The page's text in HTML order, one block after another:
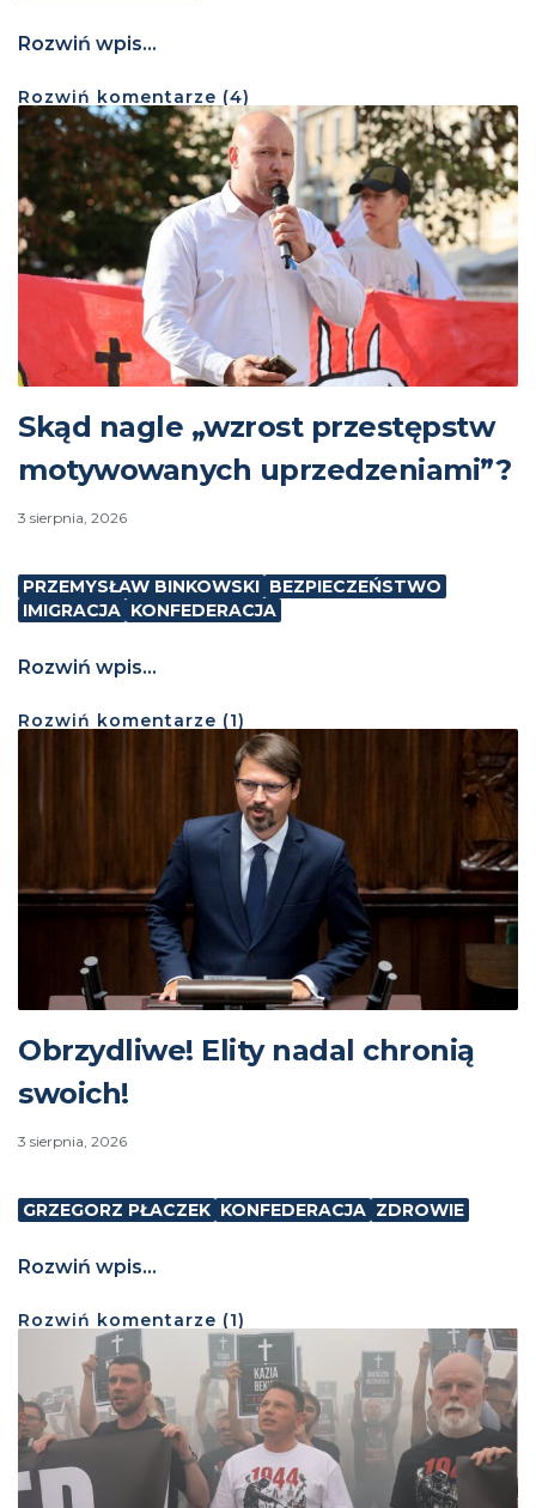
Rozwiń wpis...
Rozwiń komentarze (4)
Skąd nagle „wzrost przestępstw
motywowanych uprzedzeniami”?
3 sierpnia, 2026
PRZEMYSŁAW BINKOWSKI BEZPIECZEŃSTWO
IMIGRACJA KONFEDERACJA
Rozwiń wpis...
Rozwiń komentarze (1)
Obrzydliwe! Elity nadal chronią
swoich!
3 sierpnia, 2026
GRZEGORZ PŁACZEK KONFEDERACJA ZDROWIE
Rozwiń wpis...
Rozwiń komentarze (1)